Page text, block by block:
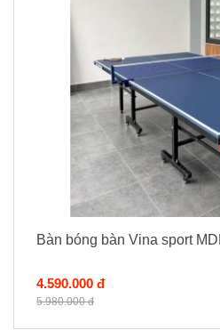
Bàn bóng bàn Vina sport
4.590.000 đ
5.980.000 đ